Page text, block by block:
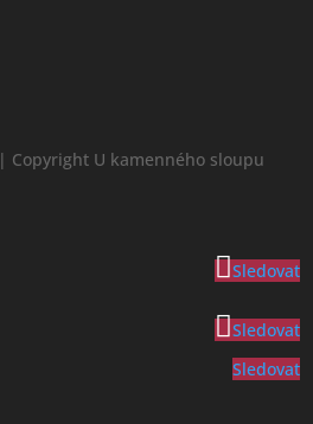
| Copyright U kamenného sloupu
Sledovat
Sledovat
Sledovat